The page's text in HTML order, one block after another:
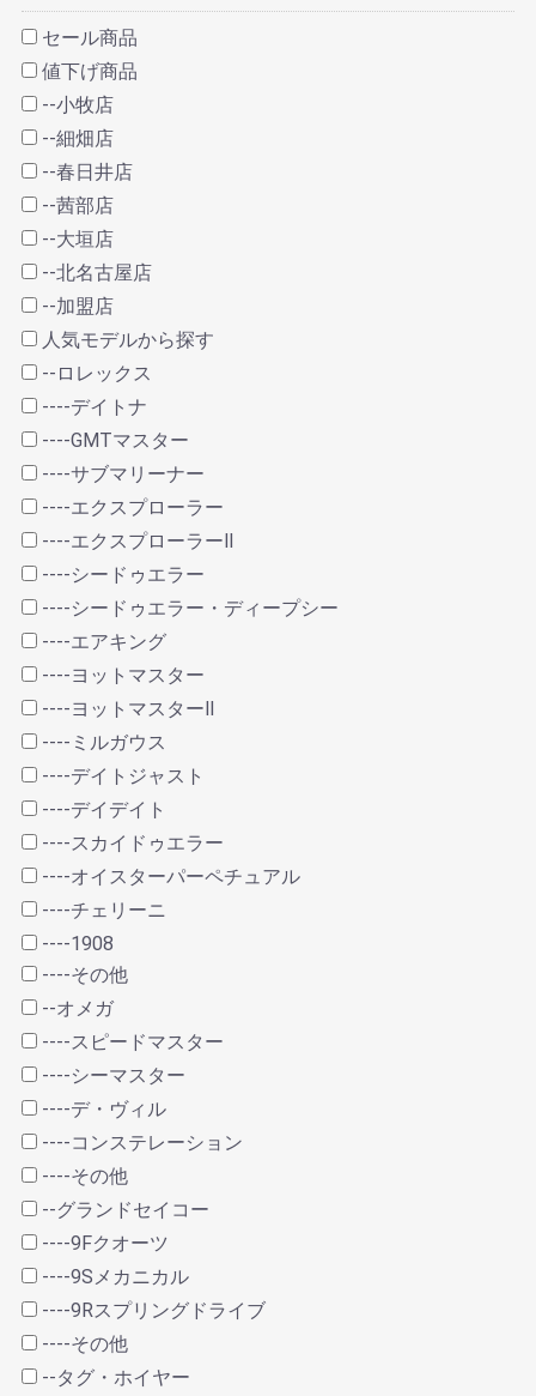
セール商品
値下げ商品
--小牧店
--細畑店
--春日井店
--茜部店
--大垣店
--北名古屋店
--加盟店
人気モデルから探す
--ロレックス
----デイトナ
----GMTマスター
----サブマリーナー
----エクスプローラー
----エクスプローラーⅡ
----シードゥエラー
----シードゥエラー・ディープシー
----エアキング
----ヨットマスター
----ヨットマスターⅡ
----ミルガウス
----デイトジャスト
----デイデイト
----スカイドゥエラー
----オイスターパーペチュアル
----チェリーニ
----1908
----その他
--オメガ
----スピードマスター
----シーマスター
----デ・ヴィル
----コンステレーション
----その他
--グランドセイコー
----9Fクオーツ
----9Sメカニカル
----9Rスプリングドライブ
----その他
--タグ・ホイヤー